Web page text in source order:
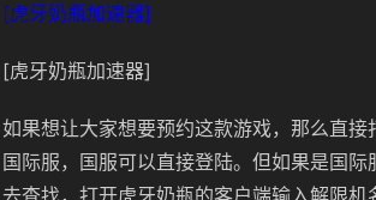
[虎牙奶瓶加速器]
[虎牙奶瓶加速器]
如果想让大家想要预约这款游戏，那么直
国际服，国服可以直接登陆。但如果是国
去查找，打开虎牙奶瓶的客户端输入解限